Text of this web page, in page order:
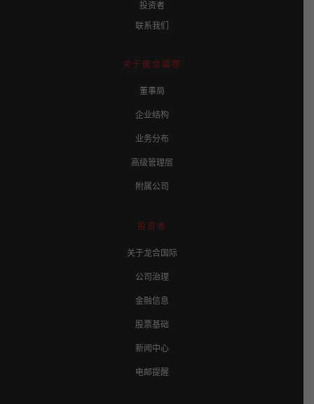
投资者
联系我们
关于龍合國際
董事局
企业结构
业务分布
高级管理层
附属公司
投资者
关于龙合国际
公司治理
金融信息
股票基础
新闻中心
电邮提醒